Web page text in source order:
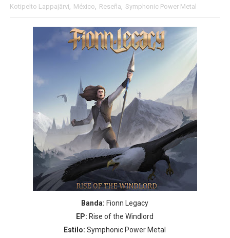
Kotipelto Lappajärvi, México, Reseña, Symphonic Power Metal
Banda: Fionn Legacy
EP: Rise of the Windlord
Estilo: Symphonic Power Metal